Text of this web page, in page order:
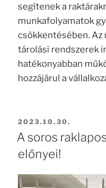
segítenek a
munkafolyamatok
csökkentésében. Az
tárolási rendszerek
hatékonyabban
hozzájárul a
BEKÜLDVE:
2023.10.30.
A soros
előnyei!